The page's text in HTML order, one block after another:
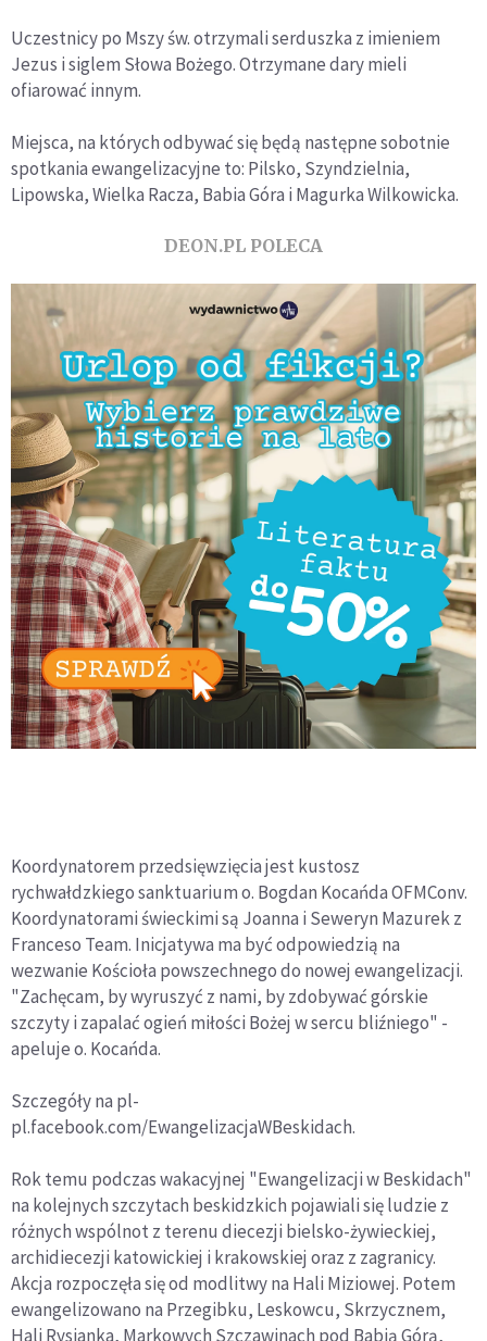
Uczestnicy po Mszy św. otrzymali serduszka z imieniem
Jezus i siglem Słowa Bożego. Otrzymane dary mieli
ofiarować innym.
Miejsca, na których odbywać się będą następne sobotnie
spotkania ewangelizacyjne to: Pilsko, Szyndzielnia,
Lipowska, Wielka Racza, Babia Góra i Magurka Wilkowicka.
DEON.PL POLECA
Koordynatorem przedsięwzięcia jest kustosz
rychwałdzkiego sanktuarium o. Bogdan Kocańda OFMConv.
Koordynatorami świeckimi są Joanna i Seweryn Mazurek z
Franceso Team. Inicjatywa ma być odpowiedzią na
wezwanie Kościoła powszechnego do nowej ewangelizacji.
"Zachęcam, by wyruszyć z nami, by zdobywać górskie
szczyty i zapalać ogień miłości Bożej w sercu bliźniego" -
apeluje o. Kocańda.
Szczegóły na pl-
pl.facebook.com/EwangelizacjaWBeskidach.
Rok temu podczas wakacyjnej "Ewangelizacji w Beskidach"
na kolejnych szczytach beskidzkich pojawiali się ludzie z
różnych wspólnot z terenu diecezji bielsko-żywieckiej,
archidiecezji katowickiej i krakowskiej oraz z zagranicy.
Akcja rozpoczęła się od modlitwy na Hali Miziowej. Potem
ewangelizowano na Przegibku, Leskowcu, Skrzycznem,
Hali Rysianka, Markowych Szczawinach pod Babią Górą,